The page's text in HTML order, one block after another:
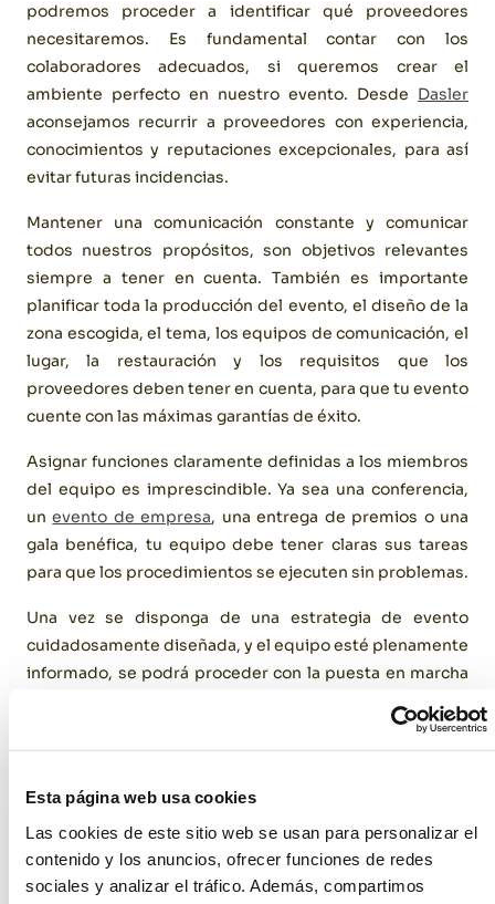
Esta página web usa cookies
Las cookies de este sitio web se usan para personalizar el
contenido y los anuncios, ofrecer funciones de redes
sociales y analizar el tráfico. Además, compartimos
podremos proceder a identificar qué proveedores
necesitaremos. Es fundamental contar con los
colaboradores adecuados, si queremos crear el
ambiente perfecto en nuestro evento. Desde Dasler
aconsejamos recurrir a proveedores con experiencia,
conocimientos y reputaciones excepcionales, para así
evitar futuras incidencias.
Mantener una comunicación constante y comunicar
todos nuestros propósitos, son objetivos relevantes
siempre a tener en cuenta. También es importante
planificar toda la producción del evento, el diseño de la
zona escogida, el tema, los equipos de comunicación, el
lugar, la restauración y los requisitos que los
proveedores deben tener en cuenta, para que tu evento
cuente con las máximas garantías de éxito.
Asignar funciones claramente definidas a los miembros
del equipo es imprescindible. Ya sea una conferencia,
unevento de empresa, una entrega de premios o una
gala benéfica, tu equipo debe tener claras sus tareas
para que los procedimientos se ejecuten sin problemas.
Una vez se disponga de una estrategia de evento
cuidadosamente diseñada, y el equipo esté plenamente
informado, se podrá proceder con la puesta en marcha